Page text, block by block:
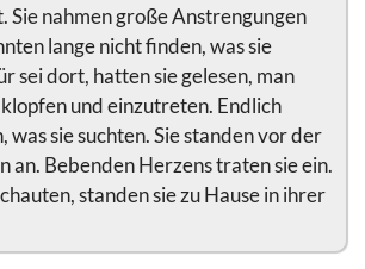
Sie nahmen große Anstrengungen
lange nicht finden, was sie
sei dort, hatten sie gelesen, man
und einzutreten. Endlich
was sie suchten. Sie standen vor der
an. Bebenden Herzens traten sie ein.
standen sie zu Hause in ihrer